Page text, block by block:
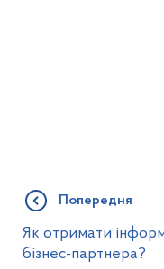
Попередня
Як отримати
бізнес-партнера?